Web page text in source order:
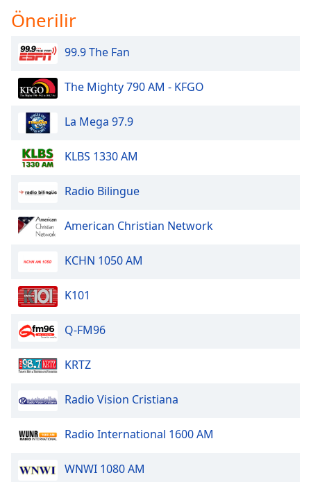
Opacity
Background
Color
Area
Color
Opacity
Font
Text
Edge
Font
Önerilir
99.9 The Fan
The Mighty 790 AM - KFGO
La Mega 97.9
KLBS 1330 AM
Radio Bilingue
American Christian Network
KCHN 1050 AM
K101
Q-FM96
KRTZ
Radio Vision Cristiana
Radio International 1600 AM
WNWI 1080 AM